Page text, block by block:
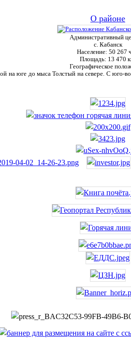
О районе
Административный
с. Кабанск
Население: 50 267
Площадь: 13 470
Географическое
на юге до мыса Толстый на севере. С юго-